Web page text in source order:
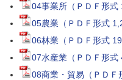
04事業所（ＰＤＦ形式
05農業（ＰＤＦ形式
06林業（ＰＤＦ形式
07水産業（ＰＤＦ形式
08商業・貿易（ＰＤＦ